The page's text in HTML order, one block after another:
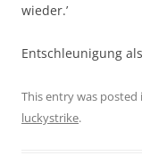
wieder.’
Entschleunigung
This entry was posted
luckystrike.